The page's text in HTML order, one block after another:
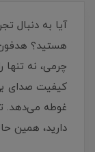
آیا به دنبال
چرمی، نه تنها
کیفیت صدای
غوطه می‌دهد.
دارید، همین